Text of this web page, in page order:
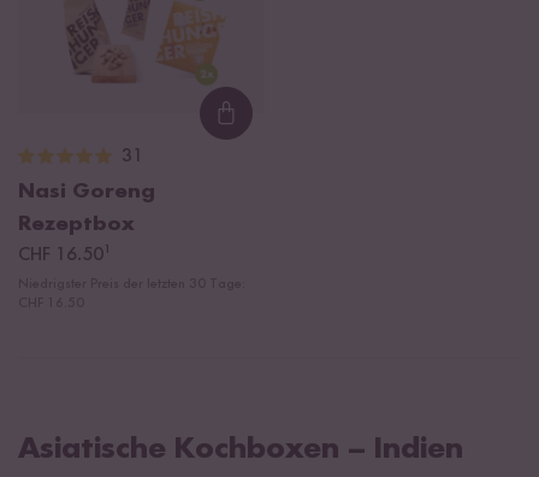
Loading...
31
Nasi Goreng
Rezeptbox
CHF 16.50¹
Asiatische Kochboxen – Indien